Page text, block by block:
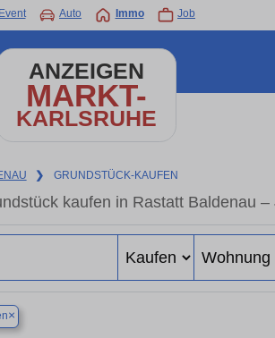
Event Auto Immo Job
ANZEIGEN
MARKT-
KARLSRUHE
❯ GRUNDSTÜCK-KAUFEN
kaufen in Rastatt Baldenau
×